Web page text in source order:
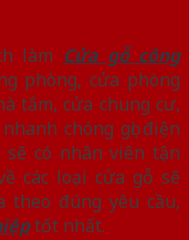
làm Cửa gỗ công
phòng, cửa phòng
tắm, cửa chung cư,
chóng gọi điện
sẽ có nhân viên tận
các loại cửa gỗ sẽ
theo đúng yêu cầu,
tốt nhất.